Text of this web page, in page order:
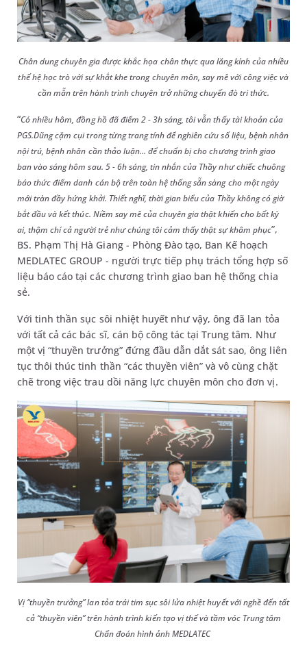
Chân dung chuyên gia được khắc họa chân thực qua lăng kính của nhiều
thế hệ học trò với sự khắt khe trong chuyên môn, say mê với công việc và
cần mẫn trên hành trình chuyên trở những chuyến đò tri thức.
“Có nhiều hôm, đồng hồ đã điểm 2 - 3h sáng, tôi vẫn thấy tài khoản của
PGS.Dũng cặm cụi trong từng trang tính để nghiên cứu số liệu, bệnh nhân
nội trú, bệnh nhân cần thảo luận... để chuẩn bị cho chương trình giao
ban vào sáng hôm sau. 5 - 6h sáng, tin nhắn của Thầy như chiếc chuông
báo thức điểm danh cán bộ trên toàn hệ thống sẵn sàng cho một ngày
mới tràn đầy hứng khởi. Thiết nghĩ, thời gian biểu của Thầy không có giờ
bắt đầu và kết thúc. Niềm say mê của chuyên gia thật khiến cho bất kỳ
ai, thậm chí cả người trẻ như chúng tôi cảm thấy thật sự khâm phục”,
BS. Phạm Thị Hà Giang - Phòng Đào tạo, Ban Kế hoạch
MEDLATEC GROUP - người trực tiếp phụ trách tổng hợp số
liệu báo cáo tại các chương trình giao ban hệ thống chia
sẻ.
Với tinh thần sục sôi nhiệt huyết như vậy, ông đã lan tỏa
với tất cả các bác sĩ, cán bộ công tác tại Trung tâm. Như
một vị “thuyền trưởng” đứng đầu dẫn dắt sát sao, ông liên
tục thôi thúc tinh thần “các thuyền viên” và vô cùng chặt
chẽ trong việc trau dồi năng lực chuyên môn cho đơn vị.
Vị “thuyền trưởng” lan tỏa trái tim sục sôi lửa nhiệt huyết với nghề đến tất
cả “thuyền viên” trên hành trình kiến tạo vị thế và tầm vóc Trung tâm
Chẩn đoán hình ảnh MEDLATEC